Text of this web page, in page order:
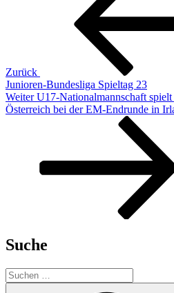
Zurück
Junioren-Bundesliga Spieltag 23
Nächster
Beitrag
Weiter U17-Nationalmannschaft
Österreich bei der EM-Endrunde in
Suche
Suchen
nach: